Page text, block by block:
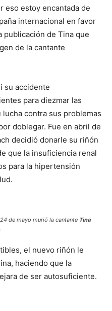
eso estoy encantada de
internacional en favor
publicación de Tina que
de la cantante
su accidente
para diezmar las
contra sus problemas
doblegar. Fue en abril de
decidió donarle su riñón
que la insuficiencia renal
para la hipertensión
de mayo murió la cantante Tina
.
el nuevo riñón le
haciendo que la
de ser autosuficiente.